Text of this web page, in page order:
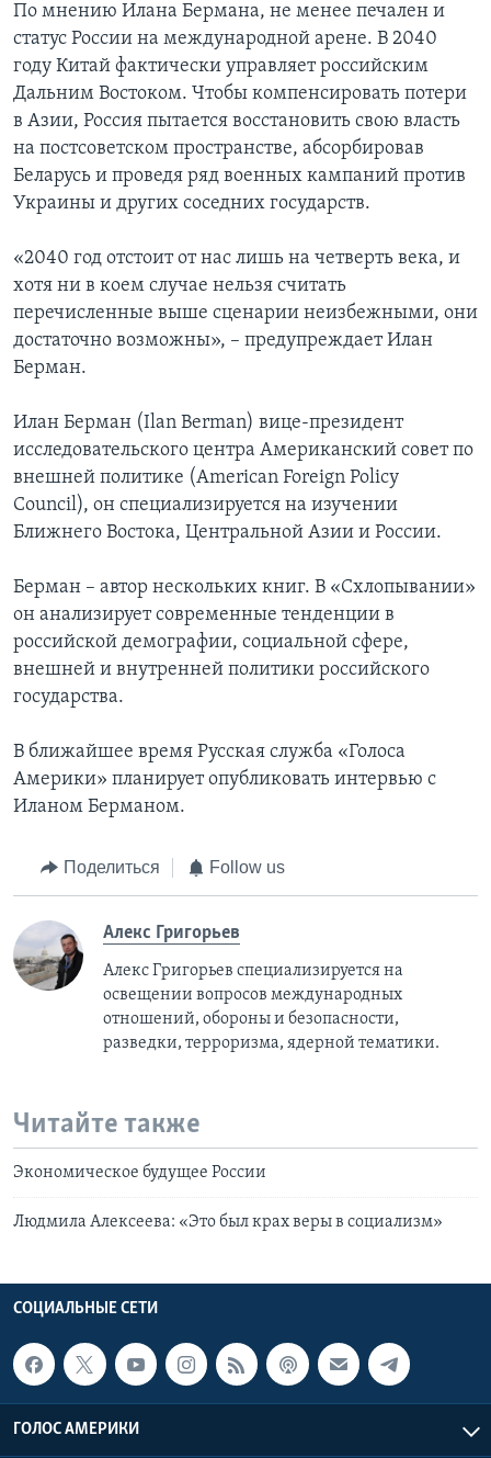
По мнению Илана Бермана, не менее печален и
статус России на международной арене. В 2040
году Китай фактически управляет российским
Дальним Востоком. Чтобы компенсировать потери
в Азии, Россия пытается восстановить свою власть
на постсоветском пространстве, абсорбировав
Беларусь и проведя ряд военных кампаний против
Украины и других соседних государств.
«2040 год отстоит от нас лишь на четверть века, и
хотя ни в коем случае нельзя считать
перечисленные выше сценарии неизбежными, они
достаточно возможны», – предупреждает Илан
Берман.
Илан Берман (Ilan Berman) вице-президент
исследовательского центра Американский совет по
внешней политике (American Foreign Policy
Council), он специализируется на изучении
Ближнего Востока, Центральной Азии и России.
Берман – автор нескольких книг. В «Схлопывании»
он анализирует современные тенденции в
российской демографии, социальной сфере,
внешней и внутренней политики российского
государства.
В ближайшее время Русская служба «Голоса
Америки» планирует опубликовать интервью с
Иланом Берманом.
Поделиться Follow us
Алекс Григорьев
Алекс Григорьев специализируется на
освещении вопросов международных
отношений, обороны и безопасности,
разведки, терроризма, ядерной тематики.
Читайте также
Экономическое будущее России
Людмила Алексеева: «Это был крах веры в социализм»
СОЦИАЛЬНЫЕ СЕТИ
ГОЛОС АМЕРИКИ